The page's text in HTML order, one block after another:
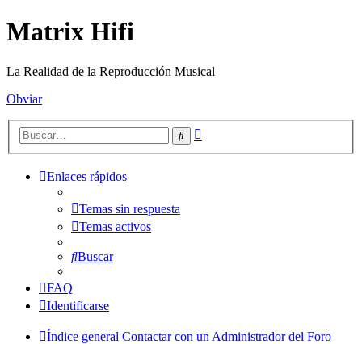
Matrix Hifi
La Realidad de la Reproducción Musical
Obviar
Buscar
Enlaces rápidos
Temas sin respuesta
Temas activos
Buscar
FAQ
Identificarse
Índice general Contactar con un Administrador del Foro